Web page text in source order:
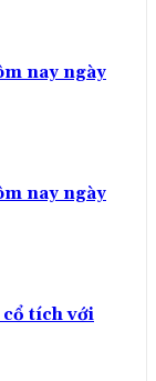
nay ngày
nay ngày
cổ tích với